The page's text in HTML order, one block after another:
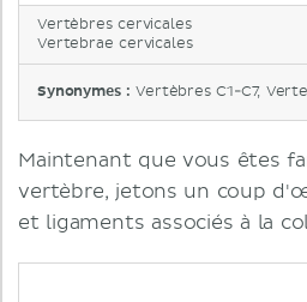
Vertèbres cervicales
Vertebrae cervicales
Synonymes :Vertèbres C1-C7,
Maintenant que vous êtes
vertèbre, jetons un coup
et ligaments associés à la